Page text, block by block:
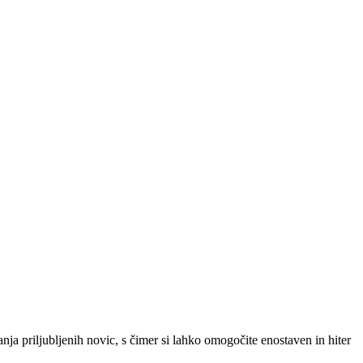
priljubljenih novic, s čimer si lahko omogočite enostaven in hiter